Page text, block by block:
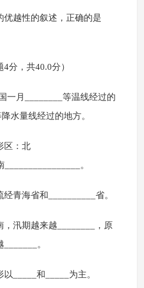
优越性的叙述，正确的是
分，共40.0分）
一月________等温线经过的
水量线经过的地方。
区：北
________________。
青海省和__________省。
汛期越来越________，原
。
_____和_____为主。